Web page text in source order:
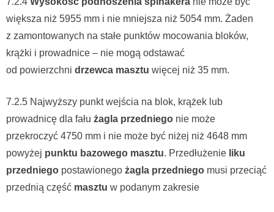
większa niż 5955 mm i nie mniejsza niż 5054 mm. Żaden
z zamontowanych na stałe punktów mocowania bloków,
krążki i prowadnice – nie mogą odstawać
od powierzchni drzewca masztu więcej niż 35 mm.
7.2.5 Najwyższy punkt wejścia na blok, krążek lub
prowadnicę dla fału żagla przedniego nie może
przekroczyć 4750 mm i nie może być niżej niż 4648 mm
powyżej punktu bazowego masztu. Przedłużenie liku
przedniego postawionego żagla przedniego musi przeciąć
przednią część masztu w podanym zakresie